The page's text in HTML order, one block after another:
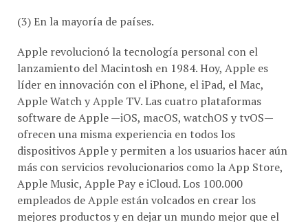
(3) En la mayoría de países.
Apple revolucionó la tecnología personal con el
lanzamiento del Macintosh en 1984. Hoy, Apple es
líder en innovación con el iPhone, el iPad, el Mac,
Apple Watch y Apple TV. Las cuatro plataformas
software de Apple —iOS, macOS, watchOS y tvOS—
ofrecen una misma experiencia en todos los
dispositivos Apple y permiten a los usuarios hacer aún
más con servicios revolucionarios como la App Store,
Apple Music, Apple Pay e iCloud. Los 100.000
empleados de Apple están volcados en crear los
mejores productos y en dejar un mundo mejor que el